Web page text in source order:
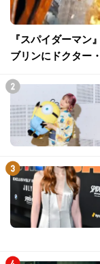
『スパイダーマン
ブリンにドクター